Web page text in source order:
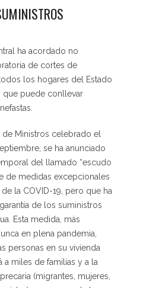
ha acordado no
de cortes de
los hogares del Estado
que puede conllevar
Ministros celebrado el
se ha anunciado
del llamado “escudo
de medidas excepcionales
la COVID-19, pero que ha
de los suministros
Esta medida, más
en plena pandemia,
personas en su vivienda
a miles de familias y a la
(migrantes, mujeres,